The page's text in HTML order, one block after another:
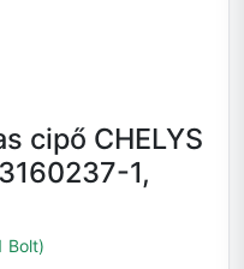
cipő CHELYS
1,
Bolt)